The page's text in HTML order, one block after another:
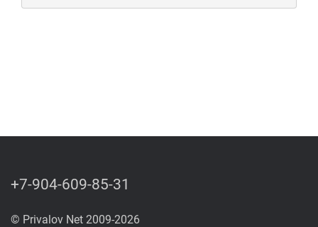
+7-904-609-85-31
© Privalov Net 2009-2026